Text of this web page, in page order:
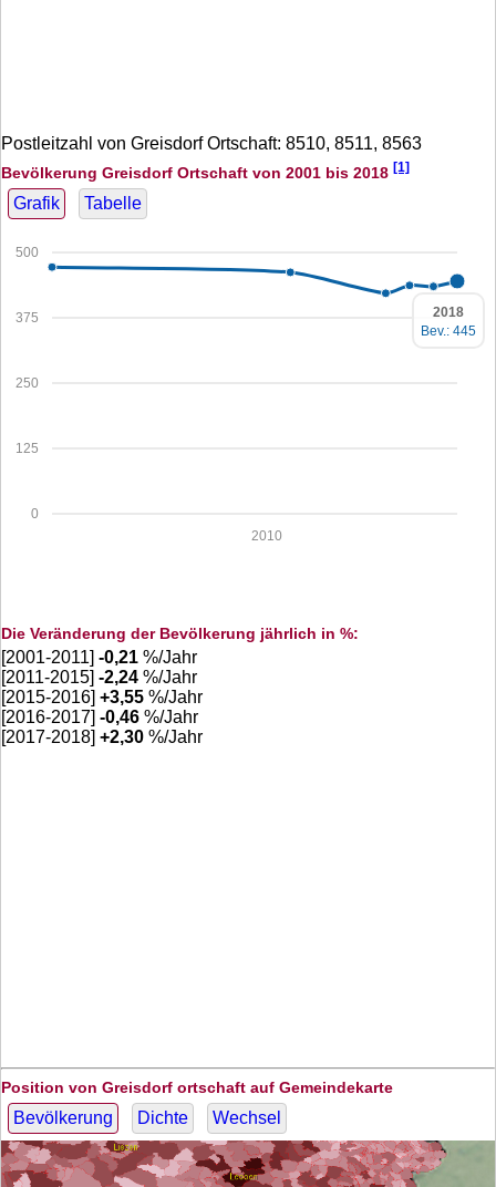
Postleitzahl von Greisdorf Ortschaft: 8510, 8511, 8563
Bevölkerung Greisdorf Ortschaft von 2001 bis 2018 [1]
Grafik Tabelle
0
125
250
375
500
2010
2018
Bev.: 445
Die Veränderung der Bevölkerung jährlich in %:
[2001-2011] -0,21 %/Jahr
[2011-2015] -2,24 %/Jahr
[2015-2016] +3,55 %/Jahr
[2016-2017] -0,46 %/Jahr
[2017-2018] +2,30 %/Jahr
Position von Greisdorf ortschaft auf Gemeindekarte
Bevölkerung Dichte Wechsel